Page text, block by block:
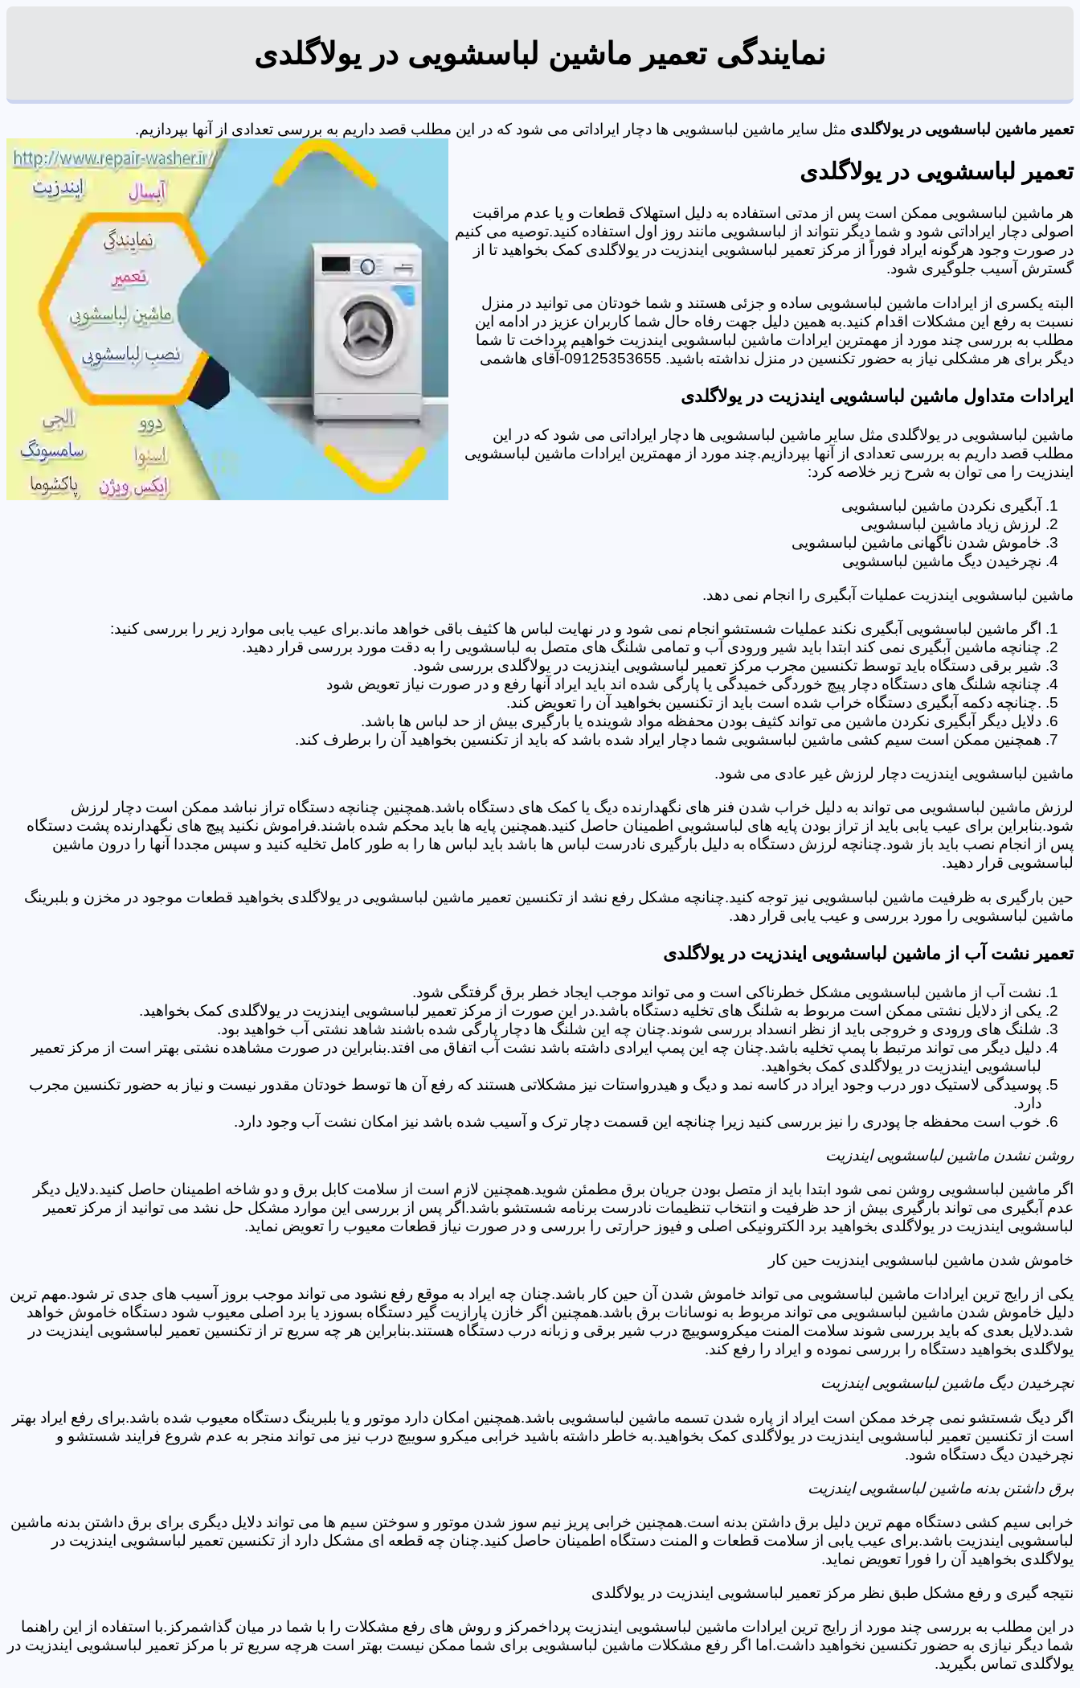
نمایندگی تعمیر ماشین لباسشویی در یولاگلدی
تعمیر ماشین لباسشویی در یولاگلدی مثل سایر ماشین لباسشویی ها دچار ایراداتی می شود که در این مطلب قصد داریم به بررسی تعدادی از آنها بپردازیم.
تعمیر لباسشویی در یولاگلدی
هر ماشین لباسشویی ممکن است پس از مدتی استفاده به دلیل استهلاک قطعات و یا عدم مراقبت
اصولی دچار ایراداتی شود و شما دیگر نتواند از لباسشویی مانند روز اول استفاده کنید.توصیه می کنیم
در صورت وجود هرگونه ایراد فوراً از مرکز تعمیر لباسشویی ایندزیت در یولاگلدی کمک بخواهید تا از
گسترش آسیب جلوگیری شود.
البته یکسری از ایرادات ماشین لباسشویی ساده و جزئی هستند و شما خودتان می توانید در منزل
نسبت به رفع این مشکلات اقدام کنید.به همین دلیل جهت رفاه حال شما کاربران عزیز در ادامه این
مطلب به بررسی چند مورد از مهمترین ایرادات ماشین لباسشویی ایندزیت خواهیم پرداخت تا شما
دیگر برای هر مشکلی نیاز به حضور تکنسین در منزل نداشته باشید. 09125353655-آقای هاشمی
ایرادات متداول ماشین لباسشویی ایندزیت در یولاگلدی
ماشین لباسشویی در یولاگلدی مثل سایر ماشین لباسشویی ها دچار ایراداتی می شود که در این
مطلب قصد داریم به بررسی تعدادی از آنها بپردازیم.چند مورد از مهمترین ایرادات ماشین لباسشویی
ایندزیت را می توان به شرح زیر خلاصه کرد:
آبگیری نکردن ماشین لباسشویی
لرزش زیاد ماشین لباسشویی
خاموش شدن ناگهانی ماشین لباسشویی
نچرخیدن دیگ ماشین لباسشویی
ماشین لباسشویی ایندزیت عملیات آبگیری را انجام نمی دهد.
اگر ماشین لباسشویی آبگیری نکند عملیات شستشو انجام نمی شود و در نهایت لباس ها کثیف باقی خواهد ماند.برای عیب یابی موارد زیر را بررسی کنید:
چنانچه ماشین آبگیری نمی کند ابتدا باید شیر ورودی آب و تمامی شلنگ های متصل به لباسشویی را به دقت مورد بررسی قرار دهید.
شیر برقی دستگاه باید توسط تکنسین مجرب مرکز تعمیر لباسشویی ایندزیت در یولاگلدی بررسی شود.
چنانچه شلنگ های دستگاه دچار پیچ خوردگی خمیدگی یا پارگی شده اند باید ایراد آنها رفع و در صورت نیاز تعویض شود
.چنانچه دکمه آبگیری دستگاه خراب شده است باید از تکنسین بخواهید آن را تعویض کند.
دلایل دیگر آبگیری نکردن ماشین می تواند کثیف بودن محفظه مواد شوینده یا بارگیری بیش از حد لباس ها باشد.
همچنین ممکن است سیم کشی ماشین لباسشویی شما دچار ایراد شده باشد که باید از تکنسین بخواهید آن را برطرف کند.
ماشین لباسشویی ایندزیت دچار لرزش غیر عادی می شود.
لرزش ماشین لباسشویی می تواند به دلیل خراب شدن فنر های نگهدارنده دیگ یا کمک های دستگاه باشد.همچنین چنانچه دستگاه تراز نباشد ممکن است دچار لرزش
شود.بنابراین برای عیب یابی باید از تراز بودن پایه های لباسشویی اطمینان حاصل کنید.همچنین پایه ها باید محکم شده باشند.فراموش نکنید پیچ های نگهدارنده پشت دستگاه
پس از انجام نصب باید باز شود.چنانچه لرزش دستگاه به دلیل بارگیری نادرست لباس ها باشد باید لباس ها را به طور کامل تخلیه کنید و سپس مجددا آنها را درون ماشین
لباسشویی قرار دهید.
حین بارگیری به ظرفیت ماشین لباسشویی نیز توجه کنید.چنانچه مشکل رفع نشد از تکنسین تعمیر ماشین لباسشویی در یولاگلدی بخواهید قطعات موجود در مخزن و بلبرینگ
ماشین لباسشویی را مورد بررسی و عیب یابی قرار دهد.
تعمیر نشت آب از ماشین لباسشویی ایندزیت در یولاگلدی
نشت آب از ماشین لباسشویی مشکل خطرناکی است و می تواند موجب ایجاد خطر برق گرفتگی شود.
یکی از دلایل نشتی ممکن است مربوط به شلنگ های تخلیه دستگاه باشد.در این صورت از مرکز تعمیر لباسشویی ایندزیت در یولاگلدی کمک بخواهید.
شلنگ های ورودی و خروجی باید از نظر انسداد بررسی شوند.چنان چه این شلنگ ها دچار پارگی شده باشند شاهد نشتی آب خواهید بود.
دلیل دیگر می تواند مرتبط با پمپ تخلیه باشد.چنان چه این پمپ ایرادی داشته باشد نشت آب اتفاق می افتد.بنابراین در صورت مشاهده نشتی بهتر است از مرکز تعمیر
لباسشویی ایندزیت در یولاگلدی کمک بخواهید.
پوسیدگی لاستیک دور درب وجود ایراد در کاسه نمد و دیگ و هیدرواستات نیز مشکلاتی هستند که رفع آن ها توسط خودتان مقدور نیست و نیاز به حضور تکنسین مجرب
دارد.
خوب است محفظه جا پودری را نیز بررسی کنید زیرا چنانچه این قسمت دچار ترک و آسیب شده باشد نیز امکان نشت آب وجود دارد.
روشن نشدن ماشین لباسشویی ایندزیت
اگر ماشین لباسشویی روشن نمی شود ابتدا باید از متصل بودن جریان برق مطمئن شوید.همچنین لازم است از سلامت کابل برق و دو شاخه اطمینان حاصل کنید.دلایل دیگر
عدم آبگیری می تواند بارگیری بیش از حد ظرفیت و انتخاب تنظیمات نادرست برنامه شستشو باشد.اگر پس از بررسی این موارد مشکل حل نشد می توانید از مرکز تعمیر
لباسشویی ایندزیت در یولاگلدی بخواهید برد الکترونیکی اصلی و فیوز حرارتی را بررسی و در صورت نیاز قطعات معیوب را تعویض نماید.
خاموش شدن ماشین لباسشویی ایندزیت حین کار
یکی از رایج ترین ایرادات ماشین لباسشویی می تواند خاموش شدن آن حین کار باشد.چنان چه ایراد به موقع رفع نشود می تواند موجب بروز آسیب های جدی تر شود.مهم ترین
دلیل خاموش شدن ماشین لباسشویی می تواند مربوط به نوسانات برق باشد.همچنین اگر خازن پارازیت گیر دستگاه بسوزد یا برد اصلی معیوب شود دستگاه خاموش خواهد
شد.دلایل بعدی که باید بررسی شوند سلامت المنت میکروسوییچ درب شیر برقی و زبانه درب دستگاه هستند.بنابراین هر چه سریع تر از تکنسین تعمیر لباسشویی ایندزیت در
یولاگلدی بخواهید دستگاه را بررسی نموده و ایراد را رفع کند.
نچرخیدن دیگ ماشین لباسشویی ایندزیت
اگر دیگ شستشو نمی چرخد ممکن است ایراد از پاره شدن تسمه ماشین لباسشویی باشد.همچنین امکان دارد موتور و یا بلبرینگ دستگاه معیوب شده باشد.برای رفع ایراد بهتر
است از تکنسین تعمیر لباسشویی ایندزیت در یولاگلدی کمک بخواهید.به خاطر داشته باشید خرابی میکرو سوییچ درب نیز می تواند منجر به عدم شروع فرایند شستشو و
نچرخیدن دیگ دستگاه شود.
برق داشتن بدنه ماشین لباسشویی ایندزیت
خرابی سیم کشی دستگاه مهم ترین دلیل برق داشتن بدنه است.همچنین خرابی پریز نیم سوز شدن موتور و سوختن سیم ها می تواند دلایل دیگری برای برق داشتن بدنه ماشین
لباسشویی ایندزیت باشد.برای عیب یابی از سلامت قطعات و المنت دستگاه اطمینان حاصل کنید.چنان چه قطعه ای مشکل دارد از تکنسین تعمیر لباسشویی ایندزیت در
یولاگلدی بخواهید آن را فورا تعویض نماید.
نتیجه گیری و رفع مشکل طبق نظر مرکز تعمیر لباسشویی ایندزیت در یولاگلدی
در این مطلب به بررسی چند مورد از رایج ترین ایرادات ماشین لباسشویی ایندزیت پرداخمرکز و روش های رفع مشکلات را با شما در میان گذاشمرکز.با استفاده از این راهنما
شما دیگر نیازی به حضور تکنسین نخواهید داشت.اما اگر رفع مشکلات ماشین لباسشویی برای شما ممکن نیست بهتر است هرچه سریع تر با مرکز تعمیر لباسشویی ایندزیت در
یولاگلدی تماس بگیرید.